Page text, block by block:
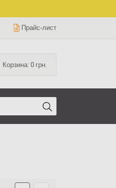
Прайс-лист
Корзина: 0 грн.